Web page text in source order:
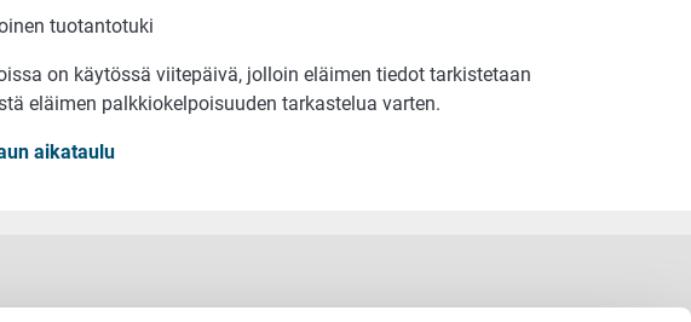
tuotantotuki
on käytössä viitepäivä, jolloin eläimen tiedot tarkistetaan
eläimen palkkiokelpoisuuden tarkastelua varten.
aikataulu